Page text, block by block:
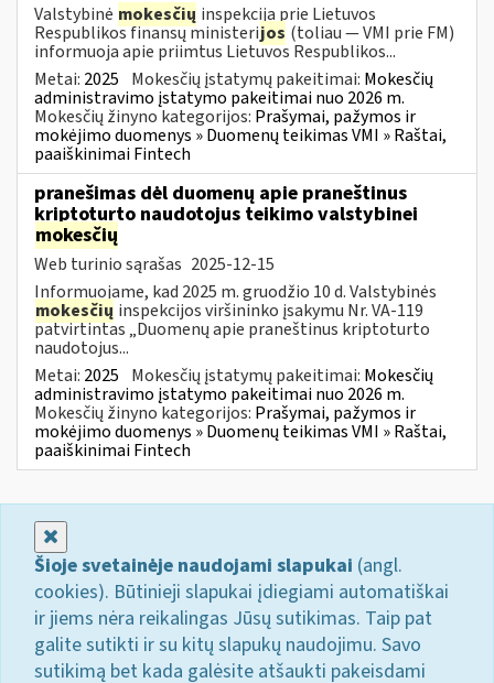
Valstybinė mokesčių inspekcija prie Lietuvos
Respublikos finansų ministerijos (toliau — VMI prie FM)
informuoja apie priimtus Lietuvos Respublikos...
Metai: 2025 Mokesčių įstatymų pakeitimai: Mokesčių
administravimo įstatymo pakeitimai nuo 2026 m.
Mokesčių žinyno kategorijos: Prašymai, pažymos ir
mokėjimo duomenys » Duomenų teikimas VMI » Raštai,
paaiškinimai Fintech
pranešimas dėl duomenų apie praneštinus
kriptoturto naudotojus teikimo valstybinei
mokesčių
Web turinio sąrašas 2025-12-15
Informuojame, kad 2025 m. gruodžio 10 d. Valstybinės
mokesčių inspekcijos viršininko įsakymu Nr. VA-119
patvirtintas „Duomenų apie praneštinus kriptoturto
naudotojus...
Metai: 2025 Mokesčių įstatymų pakeitimai: Mokesčių
administravimo įstatymo pakeitimai nuo 2026 m.
Mokesčių žinyno kategorijos: Prašymai, pažymos ir
mokėjimo duomenys » Duomenų teikimas VMI » Raštai,
paaiškinimai Fintech
Šioje svetainėje naudojami slapukai (angl.
cookies). Būtinieji slapukai įdiegiami automatiškai
ir jiems nėra reikalingas Jūsų sutikimas. Taip pat
galite sutikti ir su kitų slapukų naudojimu. Savo
sutikimą bet kada galėsite atšaukti pakeisdami